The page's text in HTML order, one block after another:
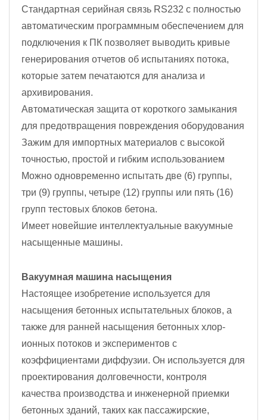
Стандартная серийная связь RS232 с полностью
автоматическим программным обеспечением для
подключения к ПК позволяет выводить кривые
генерирования отчетов об испытаниях потока,
которые затем печатаются для анализа и
архивирования.
Автоматическая защита от короткого замыкания
для предотвращения повреждения оборудования
Зажим для импортных материалов с высокой
точностью, простой и гибким использованием
Можно одновременно испытать две (6) группы,
три (9) группы, четыре (12) группы или пять (16)
групп тестовых блоков бетона.
Имеет новейшие интеллектуальные вакуумные
насыщенные машины.
Вакуумная машина насыщения
Настоящее изобретение используется для
насыщения бетонных испытательных блоков, а
также для ранней насыщения бетонных хлор-
ионных потоков и экспериментов с
коэффициентами диффузии. Он используется для
проектирования долговечности, контроля
качества производства и инженерной приемки
бетонных зданий, таких как пассажирские,